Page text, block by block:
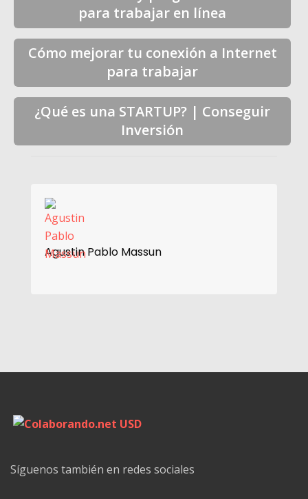
para trabajar en línea
Cómo mejorar tu conexión a Internet
para trabajar
¿Qué es una STARTUP? | Conseguir
Inversión
Agustin Pablo Massun
Síguenos también en redes sociales